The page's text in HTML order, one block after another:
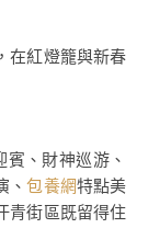
在紅燈籠與新春
、財神巡游、
、包養網特點美
青街區既留得住